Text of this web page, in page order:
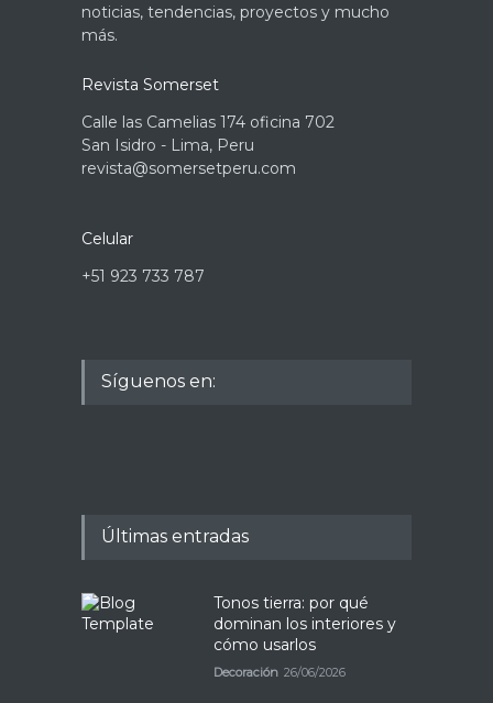
noticias, tendencias, proyectos y mucho
más.
Revista Somerset
Calle las Camelias 174 oficina 702
San Isidro - Lima, Peru
revista@somersetperu.com
Celular
+51 923 733 787
Síguenos en:
Últimas entradas
Tonos tierra: por qué
dominan los interiores y
cómo usarlos
Decoración 26/06/2026